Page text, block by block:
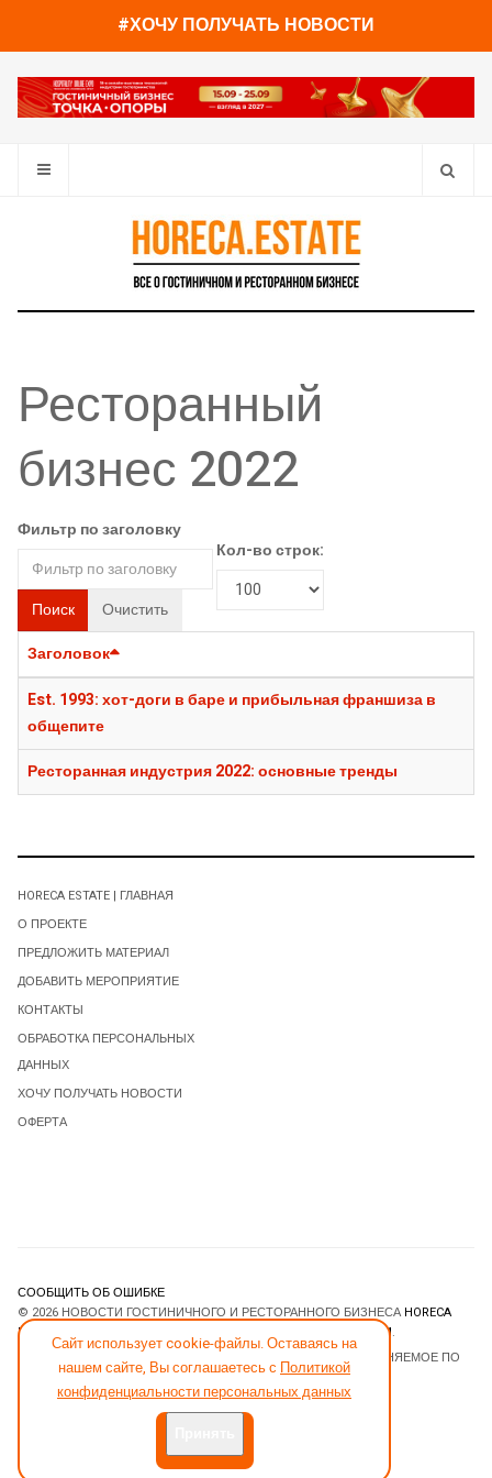
#ХОЧУ ПОЛУЧАТЬ НОВОСТИ
Ресторанный
бизнес 2022
Фильтр по заголовку
Поиск Очистить
Кол-во строк:
Заголовок
Est. 1993: хот-доги в баре и прибыльная франшиза в
общепите
Ресторанная индустрия 2022: основные тренды
Сайт использует cookie-файлы. Оставаясь на
нашем сайте, Вы соглашаетесь с Политикой
конфиденциальности персональных данных
HORECA ESTATE | ГЛАВНАЯ
О ПРОЕКТЕ
ПРЕДЛОЖИТЬ МАТЕРИАЛ
ДОБАВИТЬ МЕРОПРИЯТИЕ
КОНТАКТЫ
ОБРАБОТКА ПЕРСОНАЛЬНЫХ
ДАННЫХ
ХОЧУ ПОЛУЧАТЬ НОВОСТИ
ОФЕРТА
СООБЩИТЬ ОБ ОШИБКЕ
© 2026 НОВОСТИ ГОСТИНИЧНОГО И РЕСТОРАННОГО БИЗНЕСА HORECA
ESTATE
JOOMLART.COM.
- ПРОГРАММНОЕ ОБЕСПЕЧЕНИЕ, РАСПРОСТРАНЯЕМОЕ ПО
ЛИЦЕНЗИИGNU GENERAL PUBLIC LICENSE